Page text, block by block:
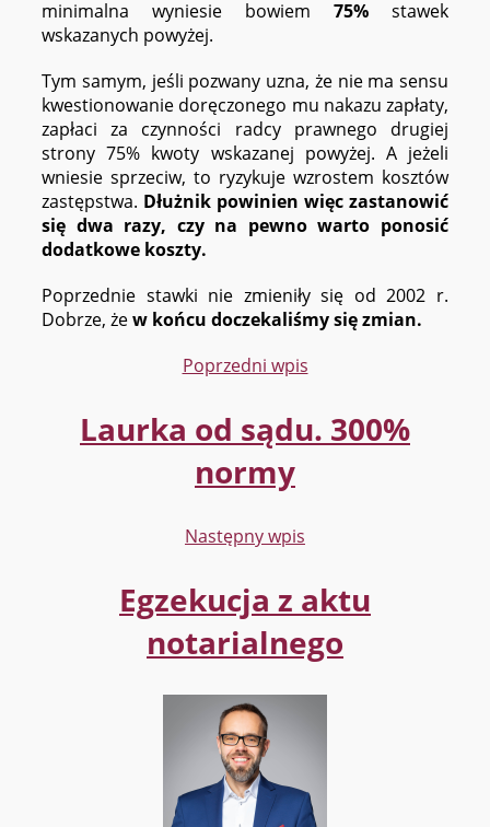
minimalna wyniesie bowiem 75% stawek
wskazanych powyżej.
Tym samym, jeśli pozwany uzna, że nie ma sensu
kwestionowanie doręczonego mu nakazu zapłaty,
zapłaci za czynności radcy prawnego drugiej
strony 75% kwoty wskazanej powyżej. A jeżeli
wniesie sprzeciw, to ryzykuje wzrostem kosztów
zastępstwa. Dłużnik powinien więc zastanowić
się dwa razy, czy na pewno warto ponosić
dodatkowe koszty.
Poprzednie stawki nie zmieniły się od 2002 r.
Dobrze, żew końcu doczekaliśmy się zmian.
Poprzedni wpis
Laurka od sądu. 300%
normy
Następny wpis
Egzekucja z aktu
notarialnego